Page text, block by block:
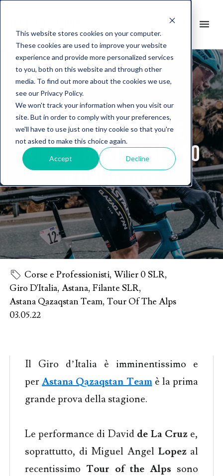
This website stores cookies on your computer.
These cookies are used to improve your website
experience and provide more personalized services
to you, both on this website and through other
media. To find out more about the cookies we use,
see our Privacy Policy.
We won't track your information when you visit our
site. But in order to comply with your preferences,
we'll have to use just one tiny cookie so that you're
not asked to make this choice again.
Accept Decline
menu
search
Astana Qazaqstan e
Wilier Triestina al Giro
d’Italia 2022
Corse e Professionisti, Wilier 0 SLR,
Giro D'Italia, Astana, Filante SLR,
Astana Qazaqstan Team, Tour Of The Alps
03.05.22
Il Giro d’Italia è imminentissimo e
perAstana Qazaqstan Teamè la prima
grande prova della stagione.
Le performance di David de La Cruz e,
soprattutto, di Miguel Angel Lopez al
recentissimo Tour of the Alps sono